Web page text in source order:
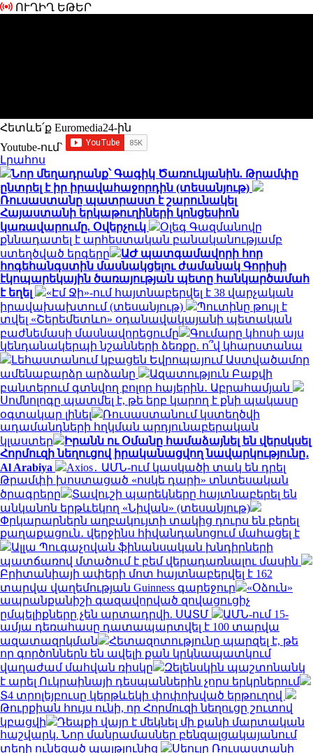
ՈՒՂԻՂ ԵԹԵՐ
Հետևե՛ք Euromedia24-ին
Youtube-ում`
Լրահոս
Նոր մեղադրանք՝ Գագիկ Ծառուկյանին. Թրամփը
ընտրել է իր իրավահաջորդին (տեսանյութ)
Ռուսաստանը պատրաստ է շարունակել
Հայաստանի երկաթուղիների կոնցեսիոն
կառավարումը. Օվերչուկ
Օլեգ Գազմանովը
քննադատել է արհեստական բանականությամբ
ստեղծված երգերը
ԱԺ պատգամավորի հոր
հոգեհանգստին մասնակցելու ժամանակ Գորիսի
էկոպարեկային ծառայության պետը հանկարծամահ
է եղել
«Էմ Ջի»-ում հայտնաբերվել է 38 վարչական
իրավախախտում (տեսանյութ)
Պուտինը թույլ է
տվել «Շերեմետևո» օդանավակայանի պետական
բաժնեմասի մասնավորեցումը
Գումարը կհոսի այս
կենդանակերպի նշանների ձեռքը. ո՞վ կհարստանա
Լեհաստանում կբացեն Եվրոպայում Աստվածամոր
ամենաբարձր արձանը
Ազատություն Բաքվի
բանտերում գտնվող բոլոր հայերին․ Աբրահամյան
Սոմնոլոգը պատմել է, թե երբ կարող է քնի պակասը
օգտակար լինել
Ռուսաստանում կստեղծվի
ադամանդների հղկման արդյունաբերական
կլաստեր
Իրանն ու Օմանը համաձայնել են վերսկսել
Հորմուզի նեղուցով իրականացվող նավարկությունը․
Al Arabiya
Axios․ ԱՄՆ-ում կասկածի տակ են դրել
Թրամփի խոստացած «ոսկե դարի» տնտեսական
ծրագրերը
Տավուշի պարեկները հայտնաբերել են
անկանոն երթևեկող «Նիվան» (տեսանյութ)
Փրկարարներն աղբակույտի տակից դուրս են բերել
քաղաքացուն․ վերջինս հիվանդանոցում մահացել է
Ալլա Պուգաչովան ֆինանսական խնդիրների
պատճառով մտածում է բեմ վերադառնալու մասին
Բրիտանիայի ափերի մոտ հայտնաբերվել է 162
տարվա վաղեմության Guinness գարեջուր
«Օձուն»
ապրանքանիշի գազավորված զովացուցիչ
ըմպելիքները չեն արտադրվի. ՍԱՏՄ
ԱՄՆ-ում 15-
ամյա դեռահասը դատապարտվել է 100 տարվա
ազատազրկման
Հետազոտությունը պարզել է, թե
որ գործոններն են ավելի քան կրկնապատկում
վաղաժամ մահվան ռիսկը
Զելենսկին պաշտոնանկ
է արել Ուկրաինայի դեսպաններին չորս երկրներում
Տ4 տրոլեյբուսը կերթևեկի փոփոխված երթուղով
Թուրքիան հույս ունի, որ Հորմուզի նեղուցը շուտով
կբացվի
Դեպքի վայր է մեկնել մի քանի մարտական
հաշվարկ. Նոր մանրամասներ բենզալցակայանում
տեղի ունեցած պայթյունից
Սեուլը Ռուսաստանի